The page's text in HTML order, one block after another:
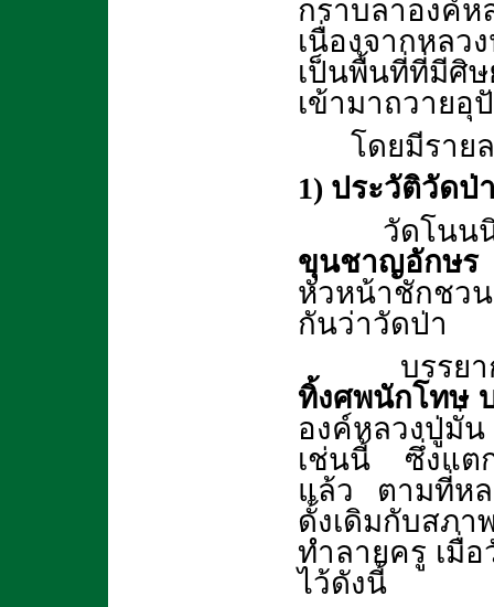
กราบลาอง
เนื่องจากหล
เป็นพื้นที่ที่มีศิ
เข้ามาถวายอุ
โดยมีราย
1) ประวัติวัดป่
วัดโนนนิ
ขุนชาญอักษ
หัวหน้าชักชว
กันว่าวัดป่า
บรรยากา
ทิ้งศพนักโทษ
องค์หลวงปู่มั่
เช่นนี้ ซึ่งแตก
แล้ว ตามที่หล
ดั้งเดิมกับสภ
ทำลายครู เมื่
ไว้ดังนี้